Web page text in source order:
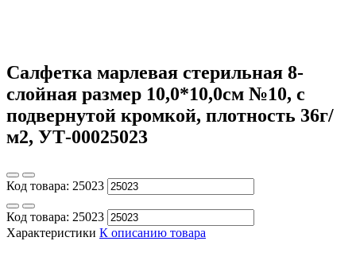
Салфетка марлевая стерильная 8-
слойная размер 10,0*10,0см №10, с
подвернутой кромкой, плотность 36г/
м2, УТ-00025023
Код товара: 25023
Код товара: 25023
Характеристики К описанию товара